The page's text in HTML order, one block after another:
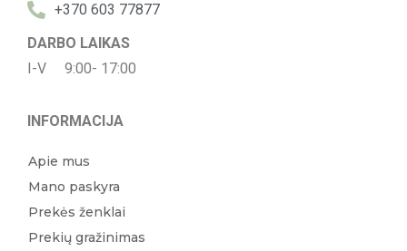
+370 603 77877
DARBO LAIKAS
I-V 9:00- 17:00
INFORMACIJA
Apie mus
Mano paskyra
Prekės ženklai
Prekių gražinimas